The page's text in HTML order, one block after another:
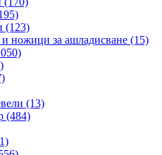
(123)
ножици за ашладисване (15)
(13)
(484)